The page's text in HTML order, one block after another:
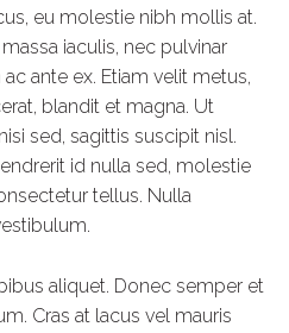
eu molestie nibh mollis at.
iaculis, nec pulvinar
ante ex. Etiam velit metus,
blandit et magna. Ut
sed, sagittis suscipit nisl.
id nulla sed, molestie
tellus. Nulla
aliquet. Donec semper et
Cras at lacus vel mauris